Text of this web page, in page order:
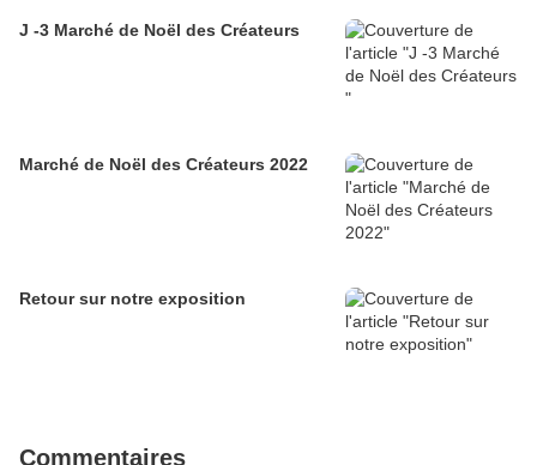
J -3 Marché de Noël des Créateurs
Marché de Noël des Créateurs 2022
Retour sur notre exposition
Commentaires